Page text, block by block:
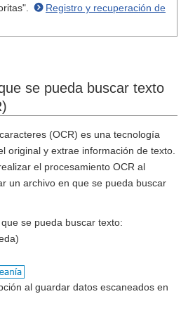
Registro y recuperación de
se pueda buscar texto
(OCR) es una tecnología
original y extrae información de texto.
el procesamiento OCR al
un archivo en que se pueda buscar
se pueda buscar texto:
al guardar datos escaneados en